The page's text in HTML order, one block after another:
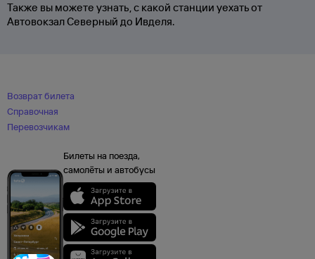
Также вы можете узнать, с какой станции уехать от
Автовокзал Северный до Ивделя.
Возврат билета
Справочная
Перевозчикам
Билеты на поезда,
самолёты и автобусы